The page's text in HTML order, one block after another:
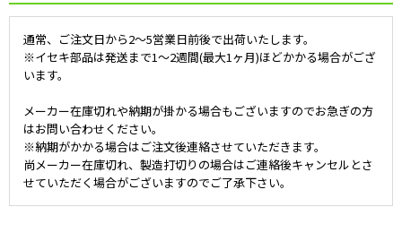
通常、ご注文日から2～5営業日前後で出荷いたします。
※イセキ部品は発送まで1～2週間(最大1ヶ月)ほどかかる場合がござ
います。
メーカー在庫切れや納期が掛かる場合もございますのでお急ぎの方
はお問い合わせください。
※納期がかかる場合はご注文後連絡させていただきます。
尚メーカー在庫切れ、製造打切りの場合はご連絡後キャンセルとさ
せていただく場合がございますのでご了承下さい。